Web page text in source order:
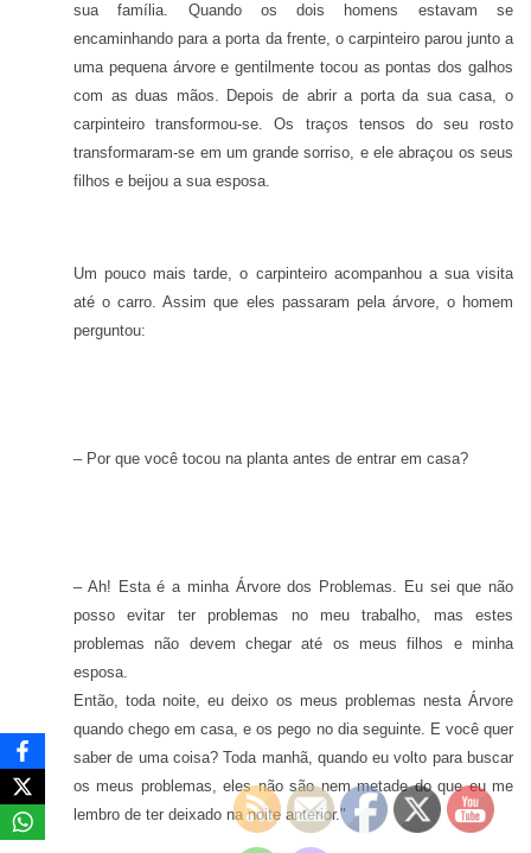
sua família. Quando os dois homens estavam se
encaminhando para a porta da frente, o carpinteiro parou junto a
uma pequena árvore e gentilmente tocou as pontas dos galhos
com as duas mãos. Depois de abrir a porta da sua casa, o
carpinteiro transformou-se. Os traços tensos do seu rosto
transformaram-se em um grande sorriso, e ele abraçou os seus
filhos e beijou a sua esposa.
Um pouco mais tarde, o carpinteiro acompanhou a sua visita
até o carro. Assim que eles passaram pela árvore, o homem
perguntou:
– Por que você tocou na planta antes de entrar em casa?
– Ah! Esta é a minha Árvore dos Problemas. Eu sei que não
posso evitar ter problemas no meu trabalho, mas estes
problemas não devem chegar até os meus filhos e minha
esposa.
Então, toda noite, eu deixo os meus problemas nesta Árvore
quando chego em casa, e os pego no dia seguinte. E você quer
saber de uma coisa? Toda manhã, quando eu volto para buscar
os meus problemas, eles não são nem metade do que eu me
lembro de ter deixado na noite anterior."